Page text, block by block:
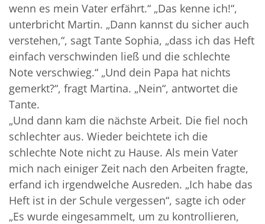
wenn es mein Vater erfährt.“ „Das kenne ich!“,
unterbricht Martin. „Dann kannst du sicher auch
verstehen,“, sagt Tante Sophia, „dass ich das Heft
einfach verschwinden ließ und die schlechte
Note verschwieg.“ „Und dein Papa hat nichts
gemerkt?“, fragt Martina. „Nein“, antwortet die
Tante.
„Und dann kam die nächste Arbeit. Die fiel noch
schlechter aus. Wieder beichtete ich die
schlechte Note nicht zu Hause. Als mein Vater
mich nach einiger Zeit nach den Arbeiten fragte,
erfand ich irgendwelche Ausreden. „Ich habe das
Heft ist in der Schule vergessen“, sagte ich oder
„Es wurde eingesammelt, um zu kontrollieren,